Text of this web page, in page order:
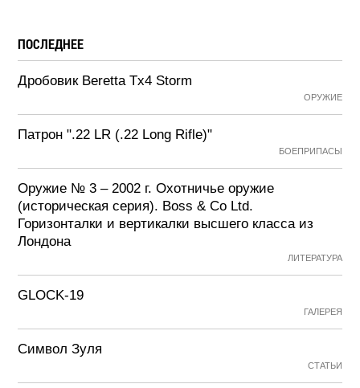
ПОСЛЕДНЕЕ
Дробовик Beretta Tx4 Storm
ОРУЖИЕ
Патрон ".22 LR (.22 Long Rifle)"
БОЕПРИПАСЫ
Оружие № 3 – 2002 г. Охотничье оружие
(историческая серия). Boss & Co Ltd.
Горизонталки и вертикалки высшего класса из
Лондона
ЛИТЕРАТУРА
GLOCK-19
ГАЛЕРЕЯ
Символ Зуля
СТАТЬИ